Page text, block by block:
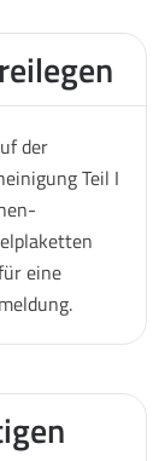
der
Teil I
eine